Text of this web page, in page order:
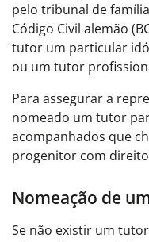
pelo tribunal de
Código Civil alemão
tutor um particular
ou um tutor
Para assegurar a
nomeado um tutor
acompanhados que
progenitor com
Nomeação de
Se não existir um